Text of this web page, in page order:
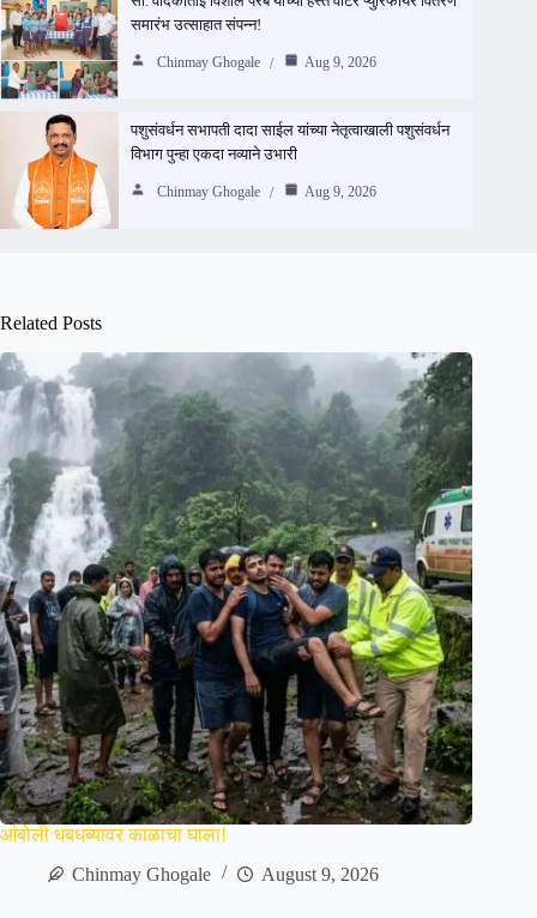
समारंभ उत्साहात संपन्न!
Chinmay Ghogale Aug 9, 2026
पशुसंवर्धन सभापती दादा साईल यांच्या नेतृत्वाखाली पशुसंवर्धन
विभाग पुन्हा एकदा नव्याने उभारी
Chinmay Ghogale Aug 9, 2026
Related Posts
आंबोली धबधब्यावर काळाचा घाला!
Chinmay Ghogale
August 9, 2026